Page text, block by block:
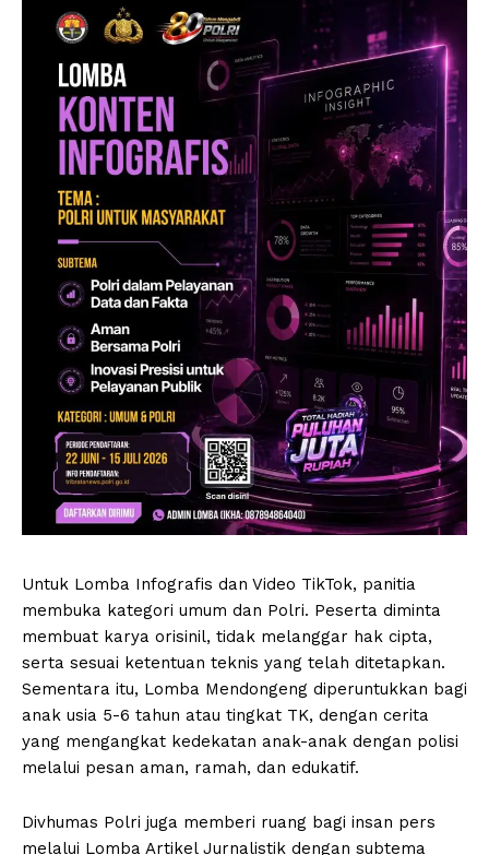
Untuk Lomba Infografis dan Video TikTok, panitia
membuka kategori umum dan Polri. Peserta diminta
membuat karya orisinil, tidak melanggar hak cipta,
serta sesuai ketentuan teknis yang telah ditetapkan.
Sementara itu, Lomba Mendongeng diperuntukkan bagi
anak usia 5-6 tahun atau tingkat TK, dengan cerita
yang mengangkat kedekatan anak-anak dengan polisi
melalui pesan aman, ramah, dan edukatif.
Divhumas Polri juga memberi ruang bagi insan pers
melalui Lomba Artikel Jurnalistik dengan subtema